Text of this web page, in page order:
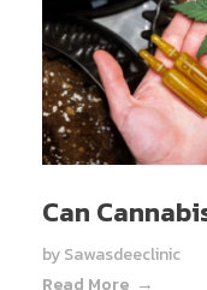
Can
bySawasdeeclinic
Read More